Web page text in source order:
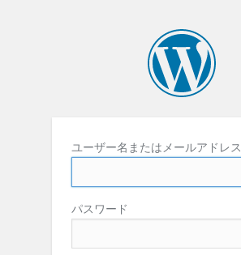
ユーザー名またはメールアドレス
パスワード